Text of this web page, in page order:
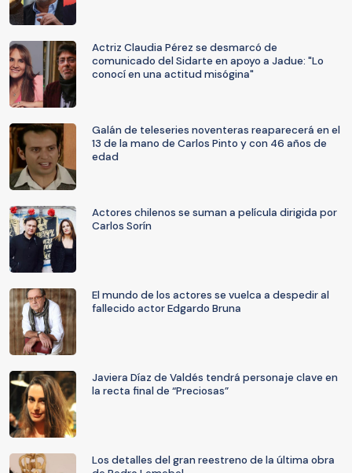
Actriz Claudia Pérez se desmarcó de
comunicado del Sidarte en apoyo a Jadue: "Lo
conocí en una actitud misógina"
Galán de teleseries noventeras reaparecerá en el
13 de la mano de Carlos Pinto y con 46 años de
edad
Actores chilenos se suman a película dirigida por
Carlos Sorín
El mundo de los actores se vuelca a despedir al
fallecido actor Edgardo Bruna
Javiera Díaz de Valdés tendrá personaje clave en
la recta final de “Preciosas”
Los detalles del gran reestreno de la última obra